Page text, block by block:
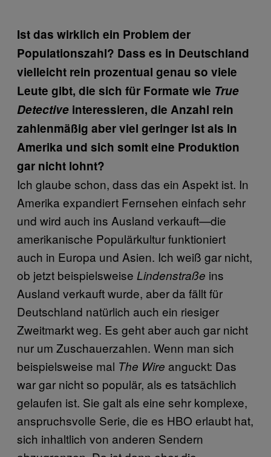
Ist das wirklich ein Problem der
Populationszahl? Dass es in Deutschland
vielleicht rein prozentual genau so viele
Leute gibt, die sich für Formate wie True
Detective interessieren, die Anzahl rein
zahlenmäßig aber viel geringer ist als in
Amerika und sich somit eine Produktion
gar nicht lohnt?
Ich glaube schon, dass das ein Aspekt ist. In
Amerika expandiert Fernsehen einfach sehr
und wird auch ins Ausland verkauft—die
amerikanische Populärkultur funktioniert
auch in Europa und Asien. Ich weiß gar nicht,
ob jetzt beispielsweise Lindenstraße ins
Ausland verkauft wurde, aber da fällt für
Deutschland natürlich auch ein riesiger
Zweitmarkt weg. Es geht aber auch gar nicht
nur um Zuschauerzahlen. Wenn man sich
beispielsweise mal The Wire anguckt: Das
war gar nicht so populär, als es tatsächlich
gelaufen ist. Sie galt als eine sehr komplexe,
anspruchsvolle Serie, die es HBO erlaubt hat,
sich inhaltlich von anderen Sendern